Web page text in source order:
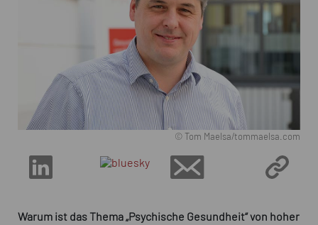
© Tom Maelsa/tommaelsa.com
Warum ist das Thema „Psychische Gesundheit“ von hoher